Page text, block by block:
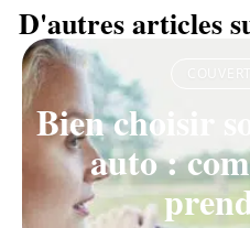
D'autres articles
Bien choisir
auto :